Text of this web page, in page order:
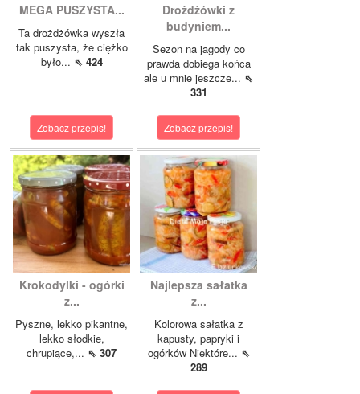
MEGA PUSZYSTA...
Ta drożdżówka wyszła
tak puszysta, że ciężko
było... ⇖ 424
Zobacz przepis!
Drożdżówki z
budyniem...
Sezon na jagody co
prawda dobiega końca
ale u mnie jeszcze... ⇖
331
Zobacz przepis!
Krokodylki - ogórki
z...
Pyszne, lekko pikantne,
lekko słodkie,
chrupiące,... ⇖ 307
Najlepsza sałatka
z...
Kolorowa sałatka z
kapusty, papryki i
ogórków Niektóre... ⇖
289